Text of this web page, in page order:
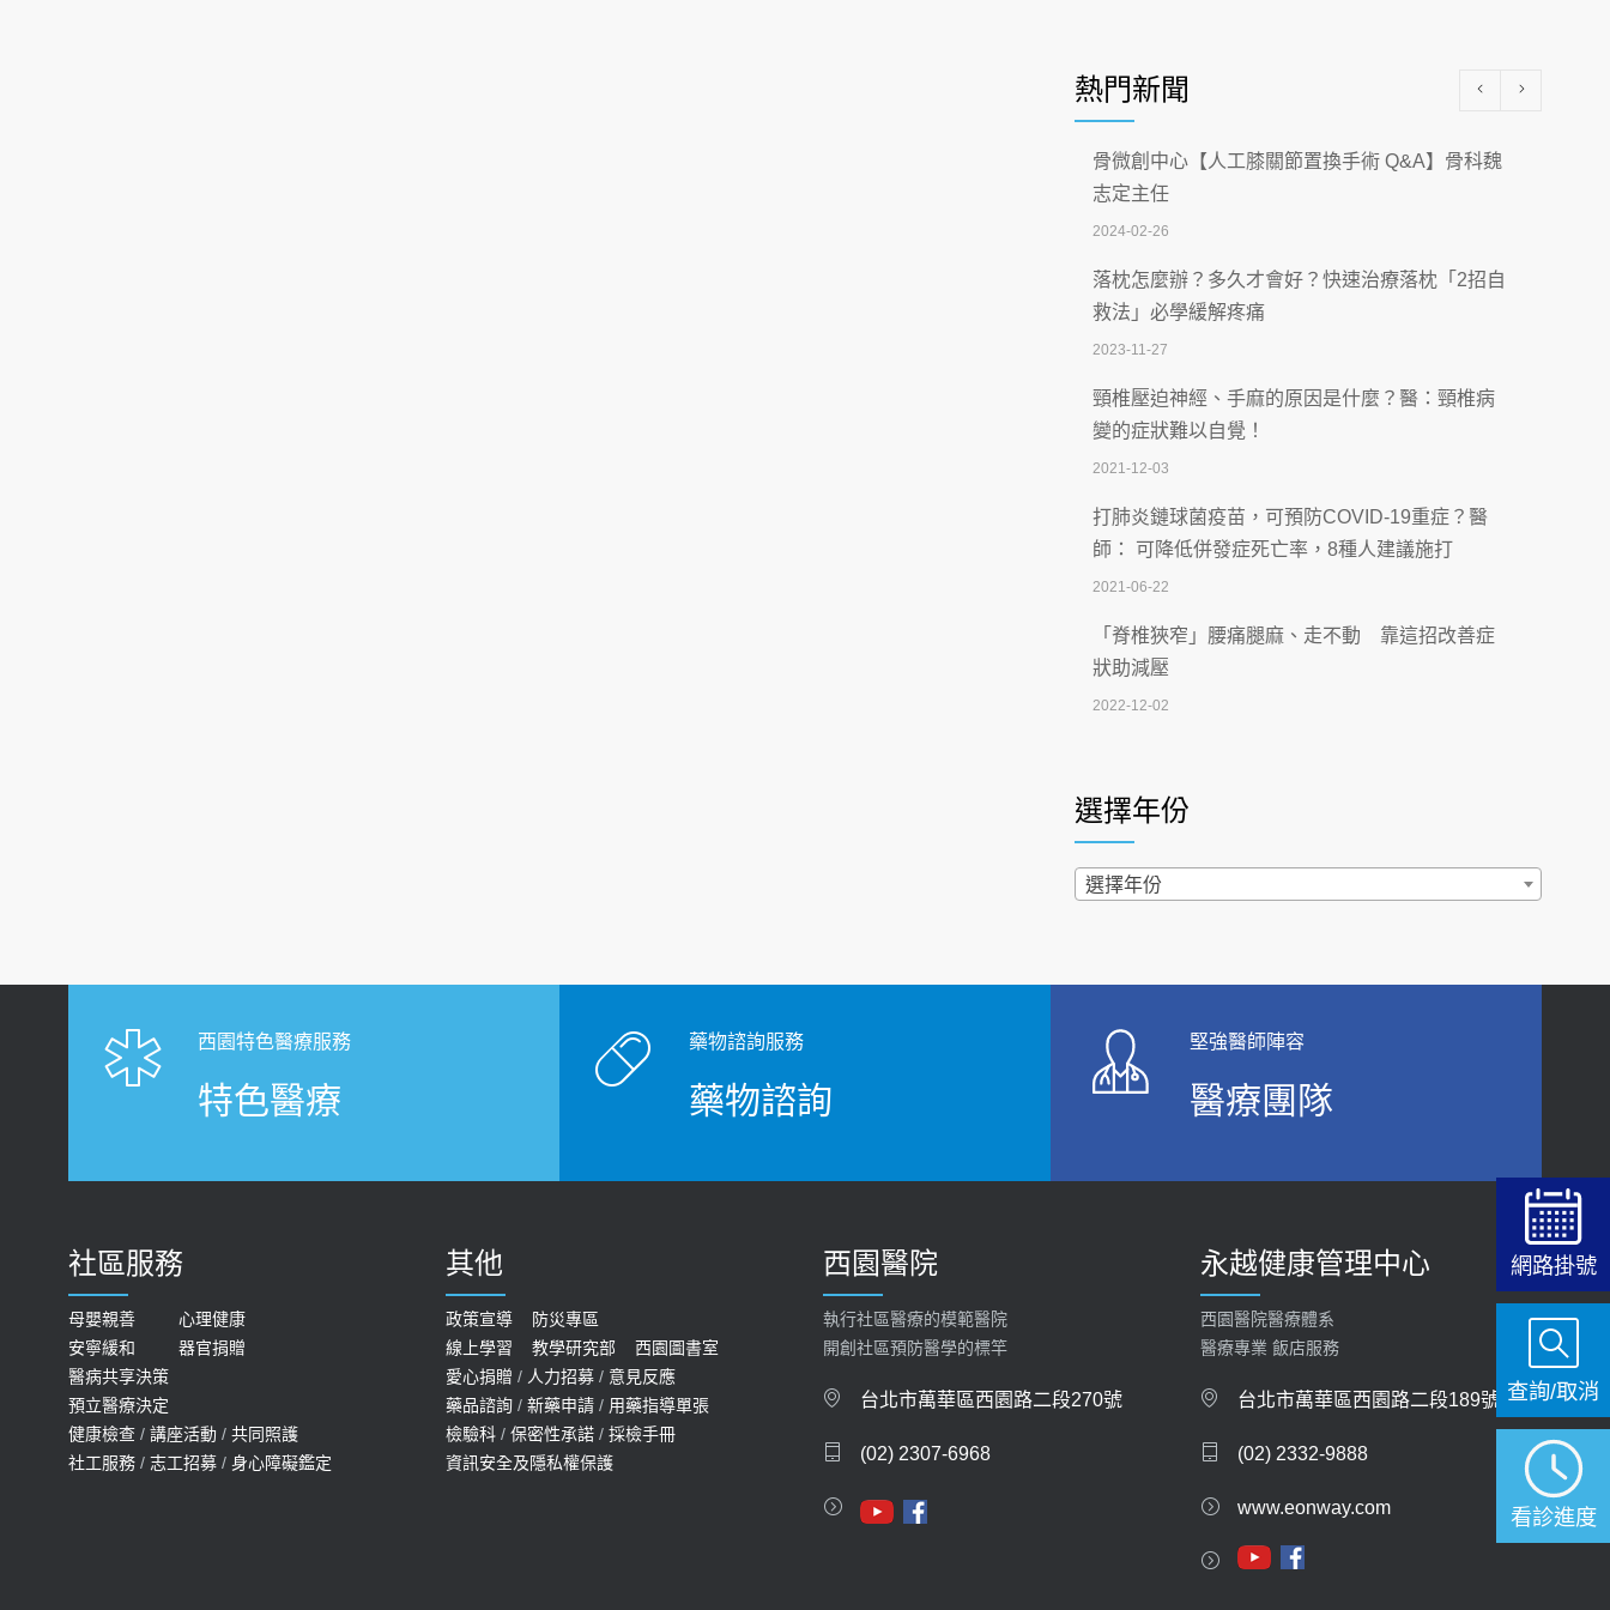
2026-07-08
沒菸酒也瀕臨洗腎？65歲男靠「這習慣」逆
轉腎功能 醫揭3招救命
2026-07-08
體溫飆破41度！醫連收兩例中暑病例：致死
率達8成
2026-07-07
深耕萬華55年 西園醫院回顧發展歷程與智慧
醫療布局
2026-07-06
【115年臺北市「防癌保衛戰：健康好禮一手
刮」】 宣導
2026-07-02
【無菸城市】 宣導
2026-07-02
4連霸議員黃秋澤癌逝！食道癌為何奪命快？
西園醫院55周年 7／10捐血公益活動 邀民眾
熱血響應
2026-06-30
2026-06-25
健康肛門痛都是痔瘡?醫談瘍瘍瘻管與肛裂差
異 逾50歲民眾可做1事
避免血糖血壓飆高
【防跌密碼-防止嬰幼兒跌落及因應處理指
上班常待在冷氣房？小心泌尿道感染 醫示
【2026年世界無菸日】 宣導
熱門新聞
骨微創中心【人工膝關節置換手術 Q&A】骨科魏
志定主任
2024-02-26
落枕怎麼辦？多久才會好？快速治療落枕「2招自
救法」必學緩解疼痛
2023-11-27
頸椎壓迫神經、手麻的原因是什麼？醫：頸椎病
變的症狀難以自覺！
2021-12-03
打肺炎鏈球菌疫苗，可預防COVID-19重症？醫
師： 可降低併發症死亡率，8種人建議施打
2021-06-22
「脊椎狹窄」腰痛腿麻、走不動 靠這招改善症
狀助減壓
2022-12-02
2022-02-17
過量維生素D和鈣恐罹癌? 醫師釋疑：搞懂4原則
不怕補錯
「落枕」不要大力按脖子！ 1招「伸展運動」預防
2020-12-15
白天跑廁所超過8次，就算膀胱過動症！醫師：趁
2021-03-05
少？醫：過多恐增罹癌風險
骨科魏志定主任接受專訪 【年代電視台聚焦2.0】
近4成人口骨質疏鬆？12類人快做骨質密度檢查！
醫：注意5重點可逆轉骨鬆
膝蓋退化有9大部位 骨科醫坦言：不一定得換人工
選擇年份
選擇年份
西園特色醫療服務
特色醫療
藥物諮詢服務
藥物諮詢
堅強醫師陣容
醫療團隊
社區服務
母嬰親善
心理健康
安寧緩和
器官捐贈
醫病共享決策
預立醫療決定
健康檢查 / 講座活動 / 共同照護
社工服務 / 志工招募 / 身心障礙鑑定
其他
政策宣導
防災專區
線上學習
教學研究部
西園圖書室
愛心捐贈 / 人力招募 / 意見反應
藥品諮詢 / 新藥申請 / 用藥指導單張
檢驗科 / 保密性承諾 / 採檢手冊
資訊安全及隱私權保護
西園醫院
執行社區醫療的模範醫院
開創社區預防醫學的標竿
台北市萬華區西園路二段270號
(02) 2307-6968
永越健康管理中心
西園醫院醫療體系
醫療專業 飯店服務
台北市萬華區西園路二段189號
(02) 2332-9888
www.eonway.com
網路掛號
看診進度
查詢/取消